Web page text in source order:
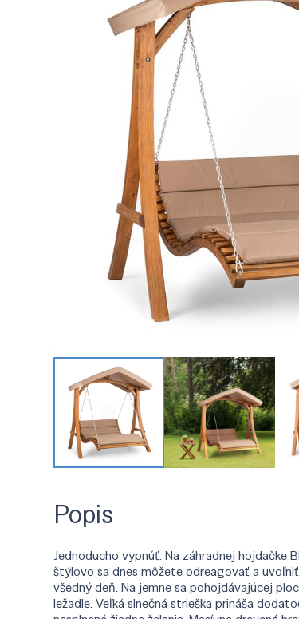
Popis
Jednoducho vypnúť: Na záhradnej hojdačke
štýlovo sa dnes môžete odreagovať a
všedný deň. Na jemne sa pohojdávajúcej
ležadle. Veľká slnečná strieška prináša